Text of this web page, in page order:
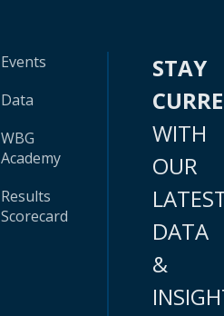
Events
Data
WBG
Academy
Results
Scorecard
STAY
WITH
OUR
DATA
&